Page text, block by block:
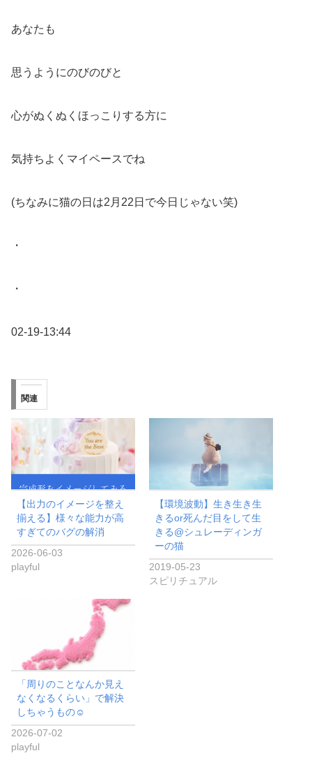
あなたも
思うようにのびのびと
心がぬくぬくほっこりする方に
気持ちよくマイペースでね
(ちなみに猫の日は2月22日で今日じゃない笑)
・
・
02-19-13:44
関連
【出力のイメージを整え
揃える】様々な能力が高
すぎてのバグの解消
2026-06-03
playful
【環境波動】生き生き生
きるor死んだ目をして生
きる@シュレーディンガ
ーの猫
2019-05-23
スピリチュアル
「周りのことなんか見え
なくなるくらい」で解決
しちゃうもの☺︎
2026-07-02
playful